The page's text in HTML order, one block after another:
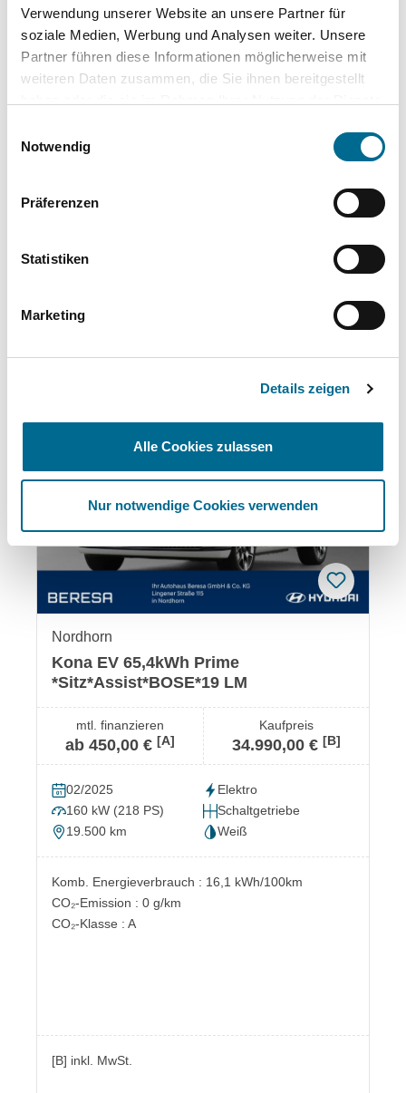
Verwendung unserer Website an unsere Partner für
soziale Medien, Werbung und Analysen weiter. Unsere
Partner führen diese Informationen möglicherweise mit
weiteren Daten zusammen, die Sie ihnen bereitgestellt
Cookies, wenn Sie unsere Webseite weiterhin nutzen.
Notwendig
Präferenzen
Statistiken
Marketing
Details zeigen
Alle Cookies zulassen
Nur notwendige Cookies verwenden
Komplette Ausstattungsliste
05231 7000-0
Das könnte Ihnen auch gefallen:
Nordhorn
Kona EV 65,4kWh Prime
*Sitz*Assist*BOSE*19 LM
mtl. finanzieren
ab 450,00 € [A]
Kaufpreis
34.990,00 € [B]
02/2025
Elektro
160 kW (218 PS)
Schaltgetriebe
19.500 km
Weiß
Komb. Energieverbrauch : 16,1 kWh/100km
CO₂-Emission : 0 g/km
CO₂-Klasse : A
[B] inkl. MwSt.